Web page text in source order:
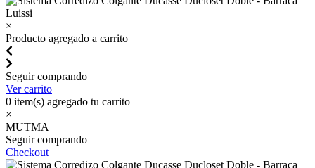
×
Producto agregado a carrito
Seguir comprando
Ver carrito
0 item(s) agregado tu carrito
×
MUTMA
Seguir comprando
Checkout